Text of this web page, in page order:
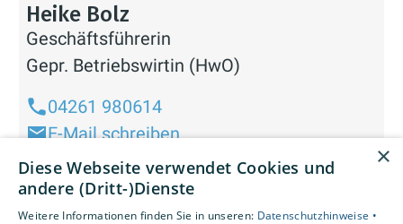
Heike Bolz
Geschäftsführerin
Gepr. Betriebswirtin (HwO)
04261 980614
E-Mail schreiben
×
Diese Webseite verwendet Cookies und
andere (Dritt-)Dienste
Weitere Informationen finden Sie in unseren: Datenschutzhinweise •